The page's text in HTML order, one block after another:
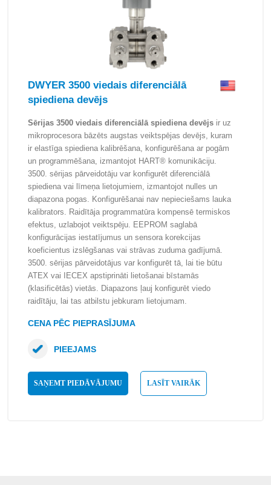
DWYER 3500 viedais diferenciālā
spiediena devējs
Sērijas 3500 viedais diferenciālā spiediena devējs ir uz
mikroprocesora bāzēts augstas veiktspējas devējs, kuram
ir elastīga spiediena kalibrēšana, konfigurēšana ar pogām
un programmēšana, izmantojot HART® komunikāciju.
3500. sērijas pārveidotāju var konfigurēt diferenciālā
spiediena vai līmeņa lietojumiem, izmantojot nulles un
diapazona pogas. Konfigurēšanai nav nepieciešams lauka
kalibrators. Raidītāja programmatūra kompensē termiskos
efektus, uzlabojot veiktspēju. EEPROM saglabā
konfigurācijas iestatījumus un sensora korekcijas
koeficientus izslēgšanas vai strāvas zuduma gadījumā.
3500. sērijas pārveidotājus var konfigurēt tā, lai tie būtu
ATEX vai IECEX apstiprināti lietošanai bīstamās
(klasificētās) vietās. Diapazons ļauj konfigurēt viedo
raidītāju, lai tas atbilstu jebkuram lietojumam.
CENA PĒC PIEPRASĪJUMA
SAŅEMT PIEDĀVĀJUMU LASĪT VAIRĀK
PIEEJAMS